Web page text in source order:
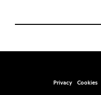
Privacy Cookies